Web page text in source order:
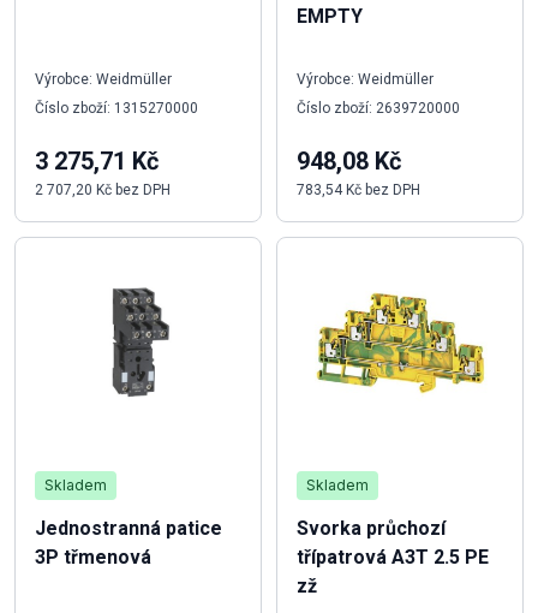
Výrobce: Weidmüller
Číslo zboží: 1315270000
3 275,71 Kč
2 707,20 Kč bez DPH
Skladem
Jednostranná patice
3P třmenová
EMPTY
Výrobce: Weidmüller
Číslo zboží: 2639720000
948,08 Kč
783,54 Kč bez DPH
Skladem
Svorka průchozí
třípatrová A3T 2.5 PE
zž